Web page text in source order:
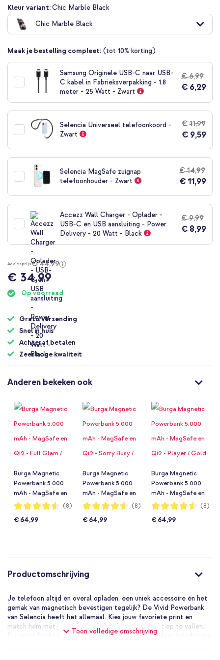
Ga
naar
begin
de
afbeeldingen-
Kleur variant:Chic Marble Black
Chic Marble Black
Maak je bestelling compleet: (tot 10% korting)
Samsung Originele USB-C naar USB-
C kabel in Fabrieksverpakking - 1.8
meter - 25 Watt - Zwart
€ 6,99
€ 6,29
Selencia Universeel telefoonkoord -
Zwart
€ 11,99
€ 9,59
Selencia MagSafe zuignap
telefoonhouder - Zwart
€ 14,99
€ 11,99
Accezz Wall Charger - Oplader -
USB-C en USB aansluiting - Power
Delivery - 20 Watt - Black
€ 9,99
€ 8,99
Adviesprijs€ 44,99
€ 34,99
Op voorraad
Gratis verzending
Snel in huis
Achteraf betalen
Zeer hoge kwaliteit
Anderen bekeken ook
Burga Magnetic
Powerbank 5.000
mAh - MagSafe en
Qi2 - Full Glam /
Waardering:
90%
(8)
€ 64,99
Burga Magnetic
Powerbank 5.000
mAh - MagSafe en
Qi2 - Sorry Busy /
Waardering:
90%
(8)
€ 64,99
Burga Magnetic
Powerbank 5.000
mAh - MagSafe en
Qi2 - Player / Gold
Waardering:
90%
(8)
€ 64,99
Productomschrijving
Toon volledige omschrijving
Je telefoon altijd en overal opladen, een uniek accessoire én het
gemak van magnetisch bevestigen tegelijk? De Vivid Powerbank
van Selencia heeft het allemaal. Kies jouw favoriete print en
match hem met jouw Vivid telefoonhoesje om echt op te vallen.
De powerbank is geschikt voor MagSafe en draadloos opladen via